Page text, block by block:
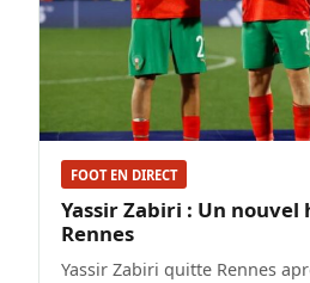
FOOT EN DIRECT
Yassir Zabiri : Un nouvel
Rennes
Yassir Zabiri quitte Rennes